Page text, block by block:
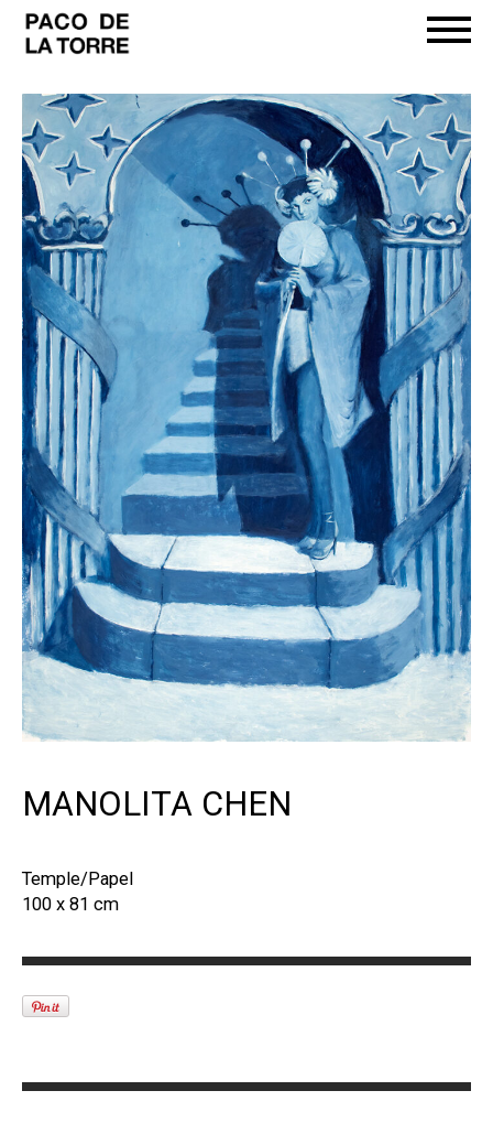
MANOLITA CHEN
Temple/Papel
100 x 81 cm